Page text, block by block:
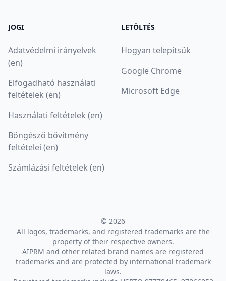
JOGI
Adatvédelmi irányelvek
(en)
Elfogadható használati
feltételek (en)
Használati feltételek (en)
Böngésző bővítmény
feltételei (en)
Számlázási feltételek (en)
LETÖLTÉS
Hogyan telepítsük
Google Chrome
Microsoft Edge
© 2026
All logos, trademarks, and registered trademarks are the
property of their respective owners.
AIPRM and other related brand names are registered
trademarks and are protected by international trademark
laws.